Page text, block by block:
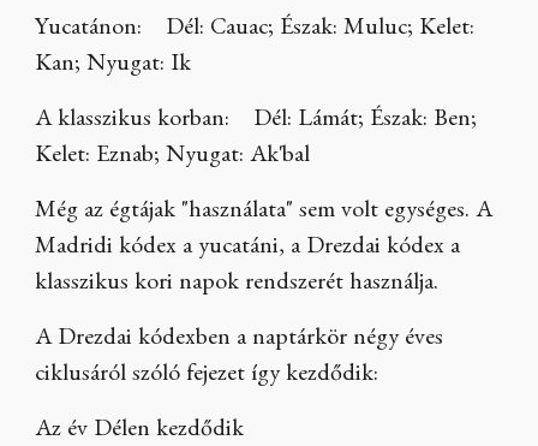
Yucatánon: Dél: Cauac; Észak: Muluc; Kelet:
Kan; Nyugat: Ik
A klasszikus korban: Dél: Lámát; Észak: Ben;
Kelet: Eznab; Nyugat: Ak'bal
Még az égtájak "használata" sem volt egységes. A
Madridi kódex a yucatáni, a Drezdai kódex a
klasszikus kori napok rendszerét használja.
A Drezdai kódexben a naptárkör négy éves
ciklusáról szóló fejezet így kezdődik:
Az év Délen kezdődik